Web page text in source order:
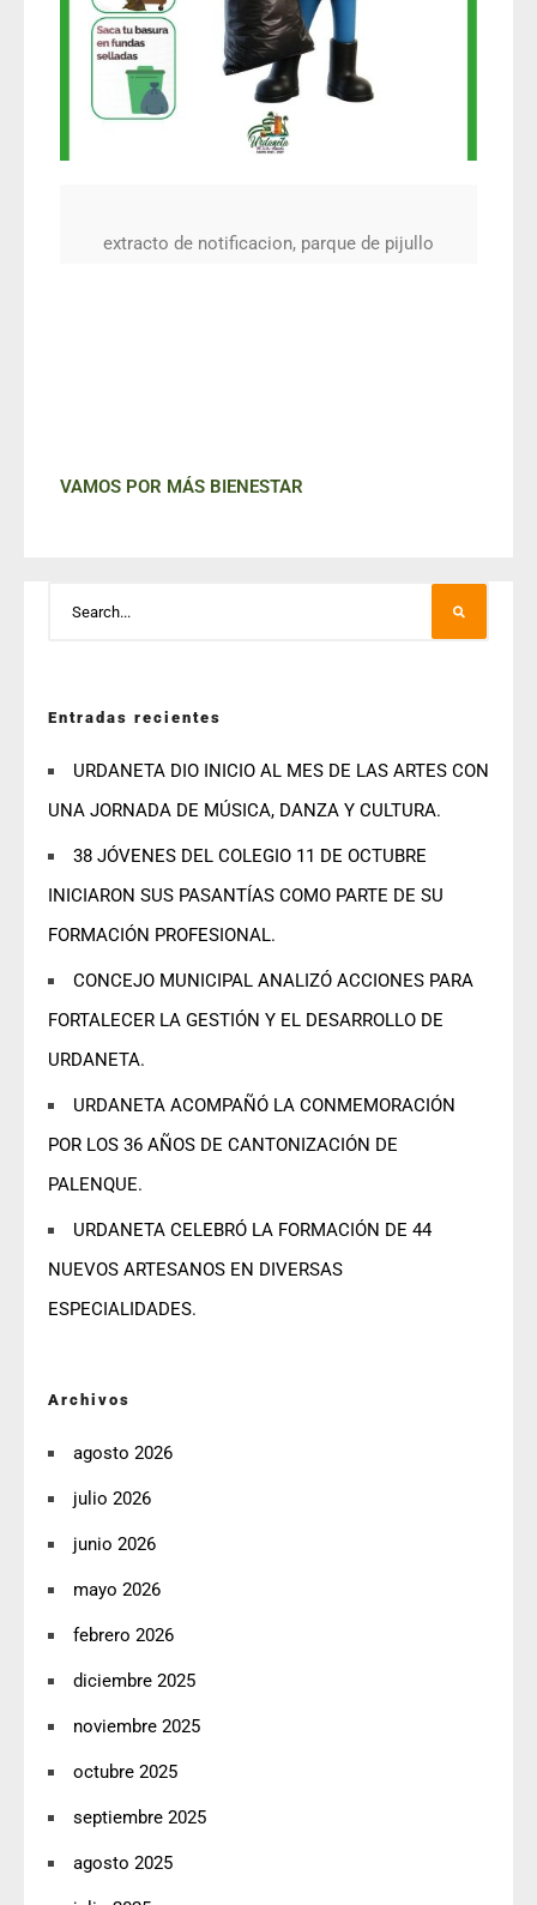
extracto de notificacion, parque de pijullo
VAMOS POR MÁS BIENESTAR
Entradas recientes
URDANETA DIO INICIO AL MES DE LAS ARTES CON
UNA JORNADA DE MÚSICA, DANZA Y CULTURA.
38 JÓVENES DEL COLEGIO 11 DE OCTUBRE
INICIARON SUS PASANTÍAS COMO PARTE DE SU
FORMACIÓN PROFESIONAL.
CONCEJO MUNICIPAL ANALIZÓ ACCIONES PARA
FORTALECER LA GESTIÓN Y EL DESARROLLO DE
URDANETA.
URDANETA ACOMPAÑÓ LA CONMEMORACIÓN
POR LOS 36 AÑOS DE CANTONIZACIÓN DE
PALENQUE.
URDANETA CELEBRÓ LA FORMACIÓN DE 44
NUEVOS ARTESANOS EN DIVERSAS
ESPECIALIDADES.
Archivos
agosto 2026
julio 2026
junio 2026
mayo 2026
febrero 2026
diciembre 2025
noviembre 2025
octubre 2025
septiembre 2025
agosto 2025